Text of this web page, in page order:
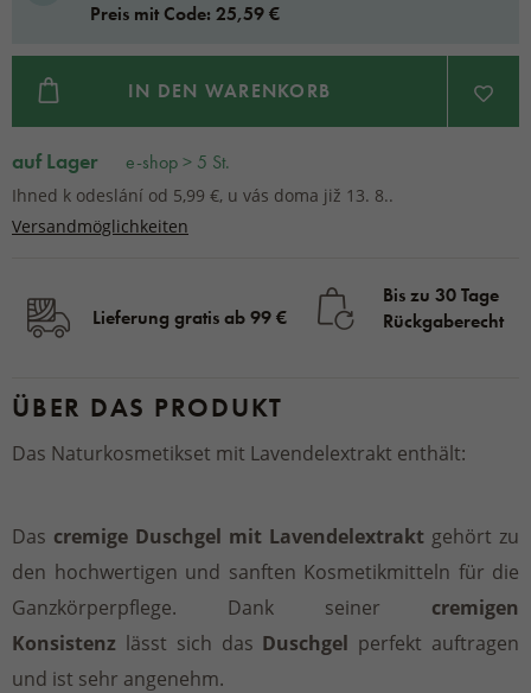
Preis mit Code: 25,59 €
IN DEN WARENKORB
auf Lager e-shop > 5 St.
Ihned k odeslání od 5,99 €, u vás doma již 13. 8..
Versandmöglichkeiten
Lieferung gratis ab 99 €
Bis zu 30 Tage
Rückgaberecht
ÜBER DAS PRODUKT
Das Naturkosmetikset mit Lavendelextrakt enthält:
Das cremige Duschgel mit Lavendelextrakt gehört zu
den hochwertigen und sanften Kosmetikmitteln für die
Ganzkörperpflege. Dank seiner cremigen
Konsistenz lässt sich das Duschgel perfekt auftragen
und ist sehr angenehm.